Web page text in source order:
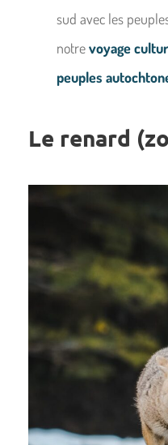
sud avec les
notrevoyage
peuples
Le renard